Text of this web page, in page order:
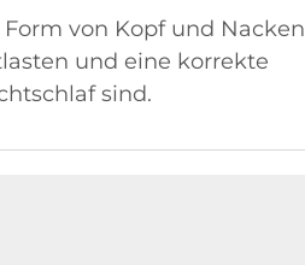
von Kopf und Nacken
und eine korrekte
sind.